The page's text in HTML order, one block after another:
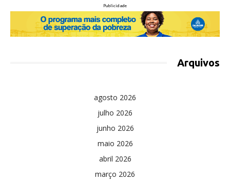
Publicidade
Arquivos
agosto 2026
julho 2026
junho 2026
maio 2026
abril 2026
março 2026